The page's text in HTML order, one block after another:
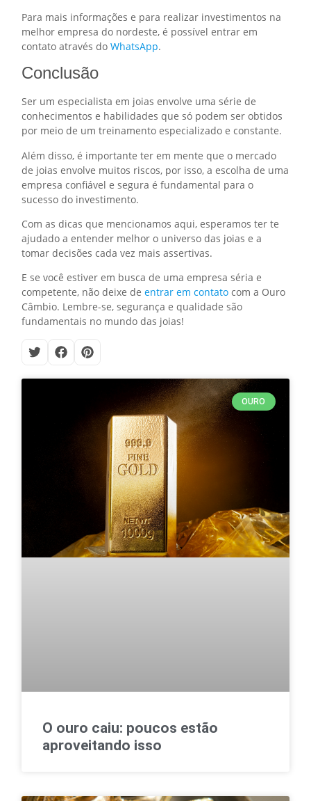
Para mais informações e para realizar investimentos na
melhor empresa do nordeste, é possível entrar em
contato através doWhatsApp.
Conclusão
Ser um especialista em joias envolve uma série de
conhecimentos e habilidades que só podem ser obtidos
por meio de um treinamento especializado e constante.
Além disso, é importante ter em mente que o mercado
de joias envolve muitos riscos, por isso, a escolha de uma
empresa confiável e segura é fundamental para o
sucesso do investimento.
Com as dicas que mencionamos aqui, esperamos ter te
ajudado a entender melhor o universo das joias e a
tomar decisões cada vez mais assertivas.
E se você estiver em busca de uma empresa séria e
competente, não deixe deentrar em contato com a Ouro
Câmbio. Lembre-se, segurança e qualidade são
fundamentais no mundo das joias!
OURO
O ouro caiu: poucos estão
aproveitando isso